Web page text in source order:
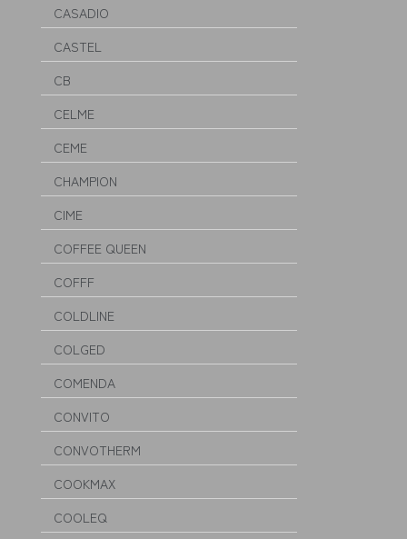
CASADIO
CASTEL
CB
CELME
CEME
CHAMPION
CIME
COFFEE QUEEN
COFFF
COLDLINE
COLGED
COMENDA
CONVITO
CONVOTHERM
COOKMAX
COOLEQ